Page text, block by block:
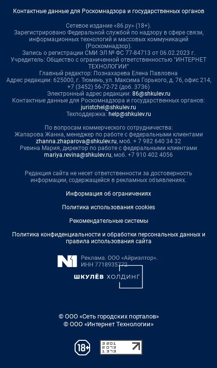
Контактные данные для Роскомнадзора и государственных органов
Сетевое издание «86.ру» (18+).
Зарегистрировано Федеральной службой по надзору в сфере связи,
информационных технологий и массовых коммуникаций
(Роскомнадзор).
Запись о регистрации СМИ ЭЛ № ФС 77-84713 от 06.02.2023 г.
Учредитель: Общество с ограниченной ответственностью "ИНТЕРНЕТ
ТЕХНОЛОГИИ"
Главный редактор: Познахарева Елена Павловна
Адрес редакции: 625000, г. Тюмень, ул. Максима Горького, д. 76, офис 214,
+7 (3452) 56-72-72 (доб. 3736)
Электронный адрес редакции: 86@shkulev.ru
Контактные данные для Роскомнадзора и государственных органов:
juristchel@shkulev.ru
Техподдержка: help@shkulev.ru
По вопросам коммерческого сотрудничества:
Жапарова Жанна, менеджер по работе с федеральными клиентами
zhanna.zhaparova@shkulev.ru, моб. + 7 982 640 34 32
Ревина Мария, директор по работе с федеральными клиентами
mariya.revina@shkulev.ru, моб. +7 910 402 4056
Редакция сайта не несет ответственности за достоверность
информации, содержащейся в рекламных объявлениях.
Информация об ограничениях
Политика использования cookies
Рекомендательные системы
Политика конфиденциальности и обработки персональных данных и
правила использования сайта
© ООО «Сеть городских порталов»
© ООО «Интернет Технологии»